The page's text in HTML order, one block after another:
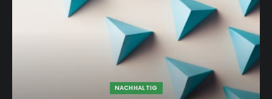
NACHHALTIG